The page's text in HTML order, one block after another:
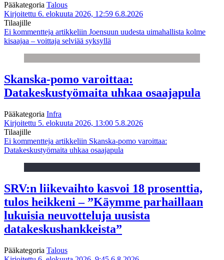
Pääkategoria Talous
Kirjoitettu 6. elokuuta 2026, 12:59 6.8.2026
Tilaajille
Ei kommentteja artikkeliin Joensuun uudesta uimahallista kolme
kisaajaa – voittaja selviää syksyllä
Skanska-pomo varoittaa:
Datakeskustyömaita uhkaa osaajapula
Pääkategoria Infra
Kirjoitettu 5. elokuuta 2026, 13:00 5.8.2026
Tilaajille
Ei kommentteja artikkeliin Skanska-pomo varoittaa:
Datakeskustyömaita uhkaa osaajapula
SRV:n liikevaihto kasvoi 18 prosenttia,
tulos heikkeni – ”Käymme parhaillaan
lukuisia neuvotteluja uusista
datakeskushankkeista”
Pääkategoria Talous